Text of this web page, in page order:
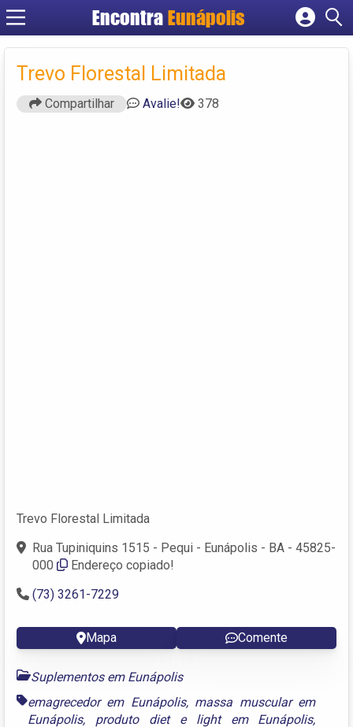
EncontraEunápolis
Cadastrar empresa
Criar conta
Trevo Florestal Limitada
Compartilhar Avalie! 378
Trevo Florestal Limitada
Rua Tupiniquins 1515 - Pequi - Eunápolis - BA - 45825-
000
Endereço copiado!
(73) 3261-7229
Mapa Comente
Suplementos em Eunápolis
emagrecedor em Eunápolis, massa muscular em
Eunápolis, produto diet e light em Eunápolis,